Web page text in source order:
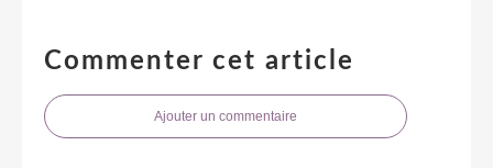
Commenter cet article
Ajouter un commentaire